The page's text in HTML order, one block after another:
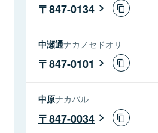
847-0134
中瀬通ナカノセドオリ
847-0101
中原ナカバル
847-0034